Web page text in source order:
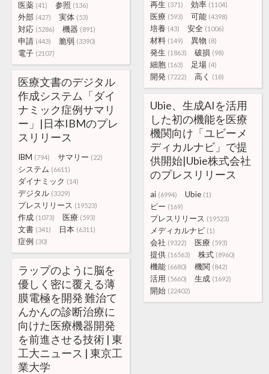
再生 (371) 効率 (1104)
医療 (593) 可能 (4398)
培養 (43) 安全 (1006)
材料 (149) 異物 (8)
発生 (1863) 破損 (98)
細胞 (163) 足場 (4)
開発 (7222) 高く (18)
医薬 (41) 参照 (136)
外部 (427) 実体 (53)
対応 (5286) 機器 (891)
申請 (443) 脆弱 (3390)
電子 (2107)
医療文書のデジタル
作成システム「ダイ
ナミック症例サマリ
ー」|日本IBMのプレ
スリリース
IBM (794) サマリー (22)
システム (6611)
ダイナミック (14)
デジタル (3329)
プレスリリース (19523)
作成 (1073) 医療 (593)
文書 (341) 日本 (6311)
症例 (30)
Ubie、生成AIを活用
した初の機能を医療
機関向け「ユビーメ
ディカルナビ」で提
供開始|Ubie株式会社
のプレスリリース
ai (6994) Ubie (1)
ビー (169)
プレスリリース (19523)
メディカルナビ (1)
会社 (9322) 医療 (593)
提供 (16563) 株式 (8960)
機能 (6680) 機関 (842)
活用 (5660) 生成 (1692)
開始 (22402)
ラップのように脳を
優しく密に覆える薄
膜電極を開発 難治て
んかんの診断治療に
向けた医療機器開発
を前進させる技術 | 東
工大ニュース | 東京工
業大学